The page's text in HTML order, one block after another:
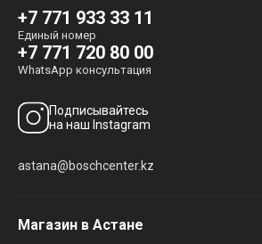
+7 771 933 33 11
Единый номер
+7 771 720 80 00
WhatsApp консультация
Подписывайтесь
на наш Instagram
astana@boschcenter.kz
Магазин в Астане